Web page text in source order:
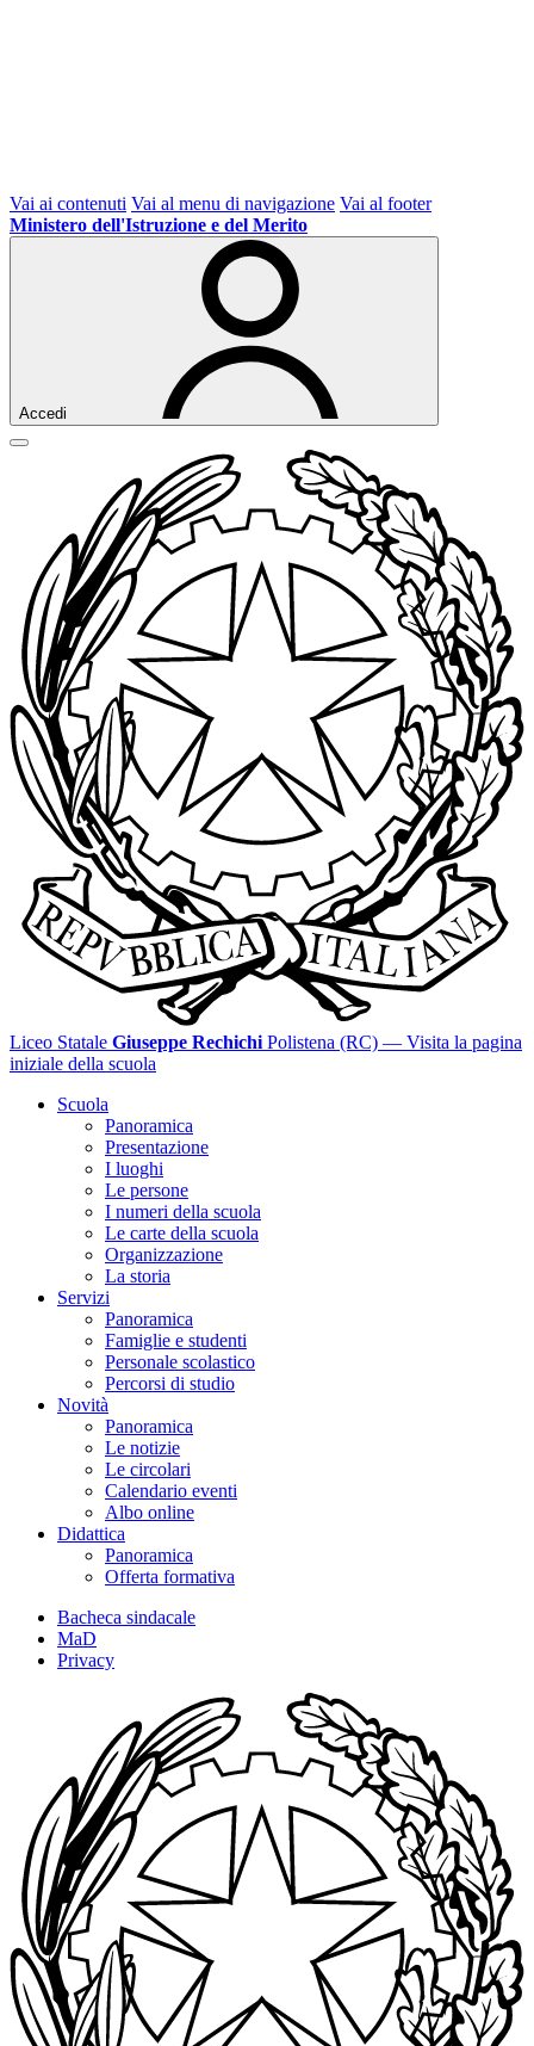
Vai ai contenuti Vai al menu di navigazione Vai al footer
Ministero dell'Istruzione e del Merito
Accedi
Liceo Statale Giuseppe Rechichi Polistena (RC) — Visita la pagina
iniziale della scuola
Scuola
Panoramica
Presentazione
I luoghi
Le persone
I numeri della scuola
Le carte della scuola
Organizzazione
La storia
Servizi
Panoramica
Famiglie e studenti
Personale scolastico
Percorsi di studio
Novità
Panoramica
Le notizie
Le circolari
Calendario eventi
Albo online
Didattica
Panoramica
Offerta formativa
Bacheca sindacale
MaD
Privacy